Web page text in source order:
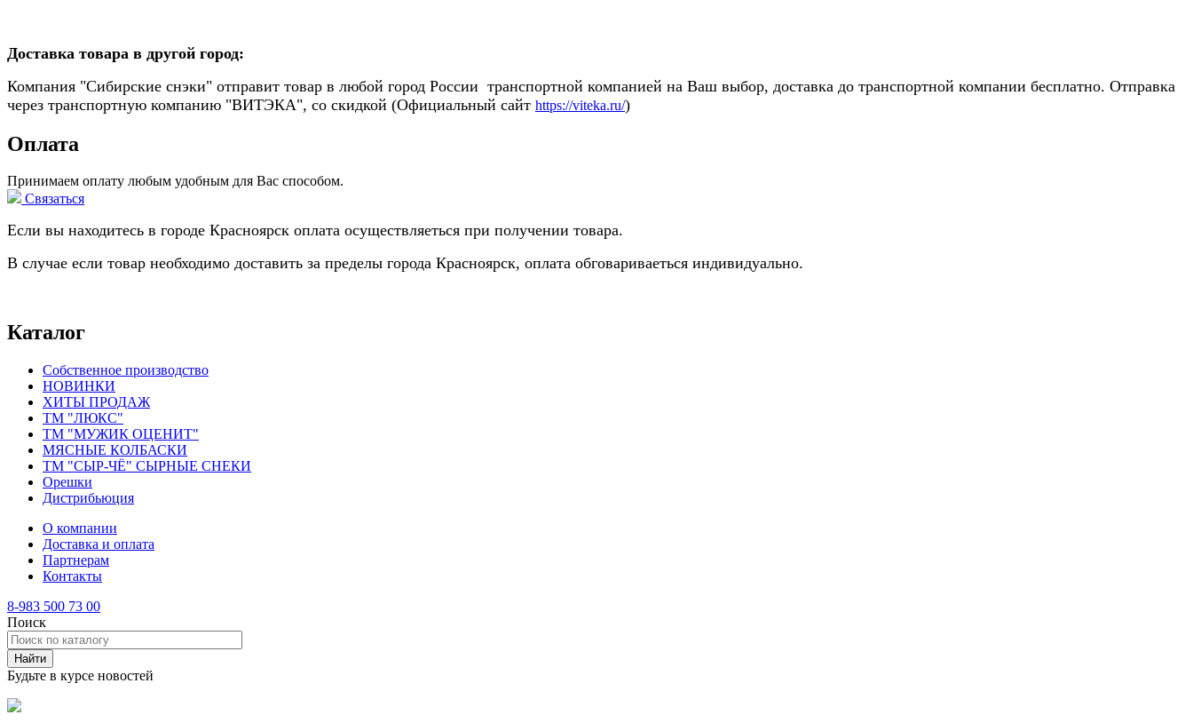
Доставка товара в другой город:
Компания "Сибирские снэки" отправит товар в любой город России транспортной компанией на Ваш выбор, доставка до транспортной компании бесплатно. Отправка
через транспортную компанию "ВИТЭКА", со скидкой (Официальный сайт https://viteka.ru/)
Оплата
Принимаем оплату любым удобным для Вас способом.
Связаться
Если вы находитесь в городе Красноярск оплата осуществляеться при получении товара.
В случае если товар необходимо доставить за пределы города Красноярск, оплата обговариваеться индивидуально.
Каталог
Собственное производство
НОВИНКИ
ХИТЫ ПРОДАЖ
ТМ "ЛЮКС"
ТМ "МУЖИК ОЦЕНИТ"
МЯСНЫЕ КОЛБАСКИ
ТМ "СЫР-ЧЁ" СЫРНЫЕ СНЕКИ
Орешки
Дистрибьюция
О компании
Доставка и оплата
Партнерам
Контакты
8-983 500 73 00
Поиск
Будьте в курсе новостей